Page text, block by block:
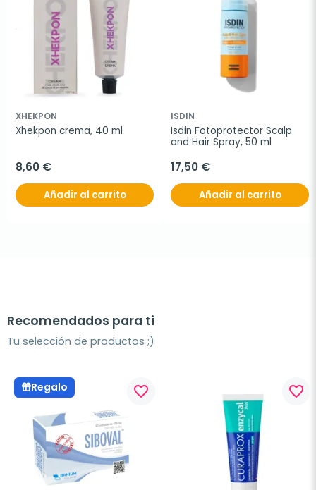
XHEKPON
Xhekpon crema, 40 ml
8,60 €
Añadir al carrito
ISDIN
Isdin Fotoprotector Scalp
and Hair Spray, 50 ml
17,50 €
Añadir al carrito
Recomendados para ti
Tu selección de productos ;)
Regalo favorite_border favorite_border